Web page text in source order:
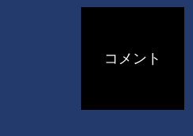
コメント